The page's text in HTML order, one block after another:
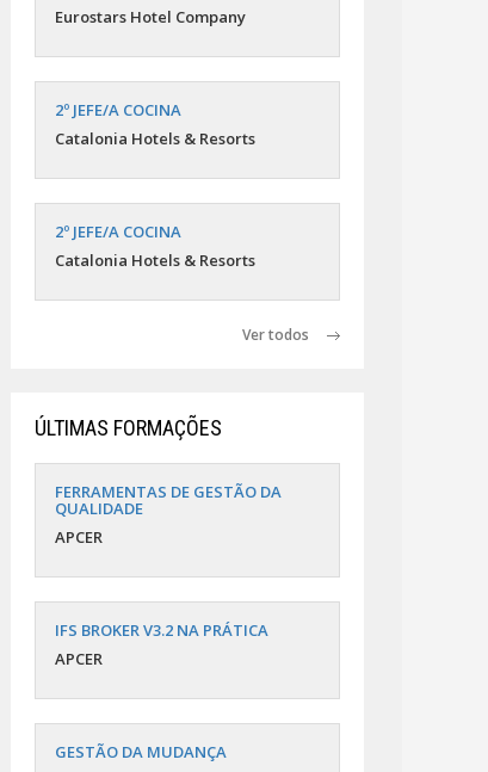
Eurostars Hotel Company
2º JEFE/A COCINA
Catalonia Hotels & Resorts
2º JEFE/A COCINA
Catalonia Hotels & Resorts
Ver todos
ÚLTIMAS FORMAÇÕES
FERRAMENTAS DE GESTÃO DA
QUALIDADE
APCER
IFS BROKER V3.2 NA PRÁTICA
APCER
GESTÃO DA MUDANÇA